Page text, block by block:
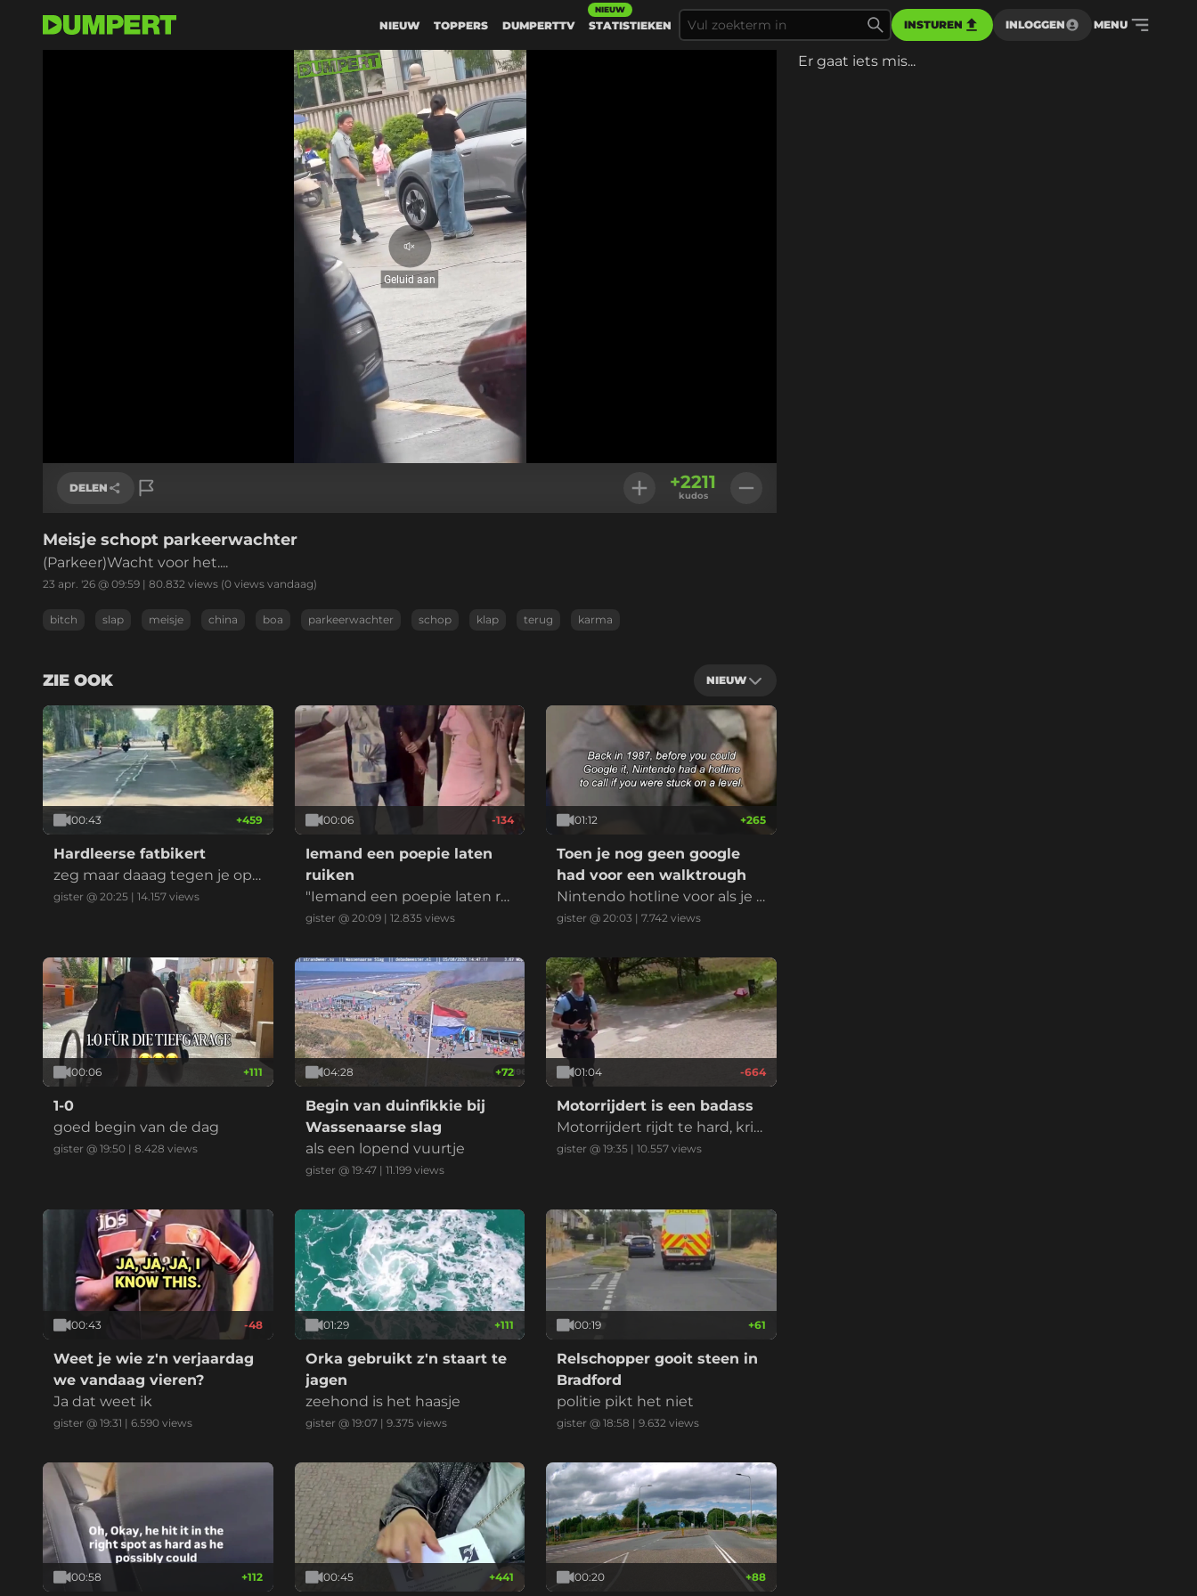
NIEUW TOPPERS DUMPERTTV STATISTIEKEN
NIEUW
INSTUREN INLOGGEN MENU
Er gaat iets mis...
Geluid
aan
Geluid aan
Geladen:
100.00%
DELEN
Link kopiëren
+2211
kudos
Meisje schopt parkeerwachter
(Parkeer)Wacht voor het....
23 apr. '26 @ 09:59 | 80.832 views (0 views vandaag)
bitch slap meisje china boa parkeerwachter schop klap terug karma
ZIE OOK NIEUW
00:43 +459
Hardleerse fatbikert
zeg maar daaag tegen je opg
evoerde kinderbrommer
gister @ 20:25 | 14.157 views
00:06 -134
Iemand een poepie laten
ruiken
"Iemand een poepie laten rui
ken" is een bekende Nederla
ent dat je iemand wilt verbaz
en, imponeren of laten zien d
at je ergens heel goed in ben
t, vaak in een wedstrijd of mo
eilijke situatie
gister @ 20:09| 12.835views
01:12 +265
Toen je nog geen google
had voor een walktrough
Nintendo hotline voor als je k
wam vast te zitten in een lev
gister @ 20:03 |7.742 views
00:06 +111
1-0
goed begin van de dag
gister @ 19:50 | 8.428 views
04:28 +72
Begin van duinfikkie bij
Wassenaarse slag
als een lopend vuurtje
gister @ 19:47| 11.199views
01:04 -664
Motorrijdert is een badass
Motorrijdert rijdt te hard, krij
gt een bekeuring en voelt zi
ideo is versneld en ingekort.
gister @ 19:35 |10.557 views
00:43 -48
Weet je wie z'n verjaardag
we vandaag vieren?
Ja dat weet ik
gister @ 19:31 | 6.590 views
01:29 +111
Orka gebruikt z'n staart te
jagen
zeehond is het haasje
gister @ 19:07| 9.375views
00:19 +61
Relschopper gooit steen in
Bradford
politie pikt het niet
gister @ 18:58 |9.632 views
00:58 +112 00:45 +441 00:20 +88